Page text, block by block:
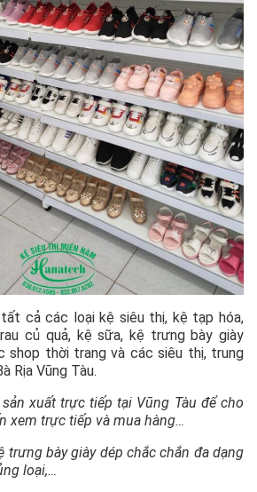
cả các loại kệ siêu thị, kệ tạp hóa,
củ quả, kệ sữa, kệ trưng bày giày
shop thời trang và các siêu thị, trung
Rịa Vũng Tàu.
xuất trực tiếp tại Vũng Tàu để cho
xem trực tiếp và mua hàng…
trưng bày giày dép chắc chắn đa dạng
loại,…